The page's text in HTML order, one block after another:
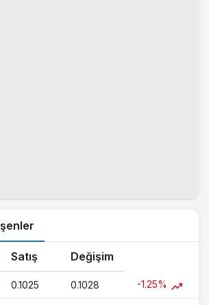
Satış Değişim
0.1025 0.1028 -1.25%